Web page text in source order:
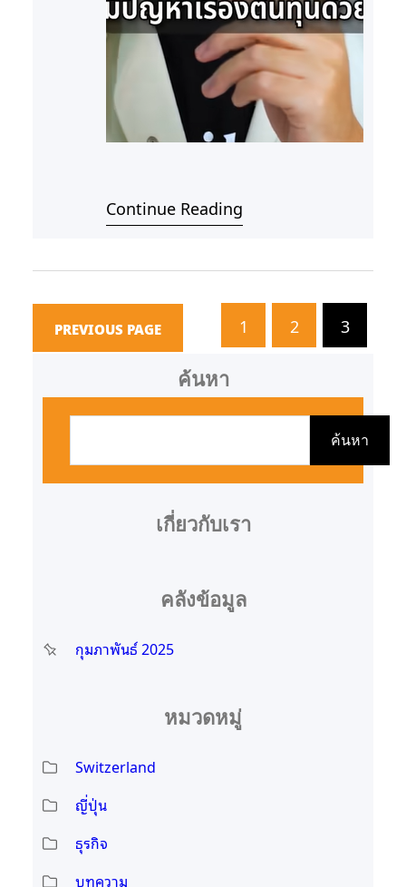
Continue Reading
PREVIOUS PAGE 1 2 3
ค้นหา
ค้นหา
เกี่ยวกับเรา
คลังข้อมูล
กุมภาพันธ์ 2025
หมวดหมู่
Switzerland
ญี่ปุ่น
ธุรกิจ
บทความ